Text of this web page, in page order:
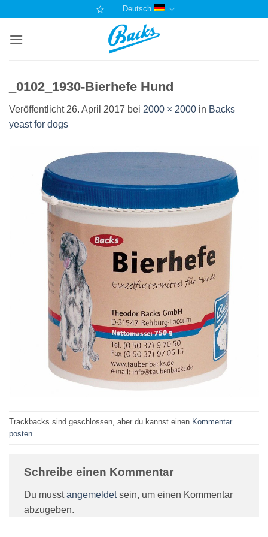
springen
Deutsch
_0102_1930-Bierhefe Hund
Veröffentlicht 26. April 2017 bei 2000 × 2000 in Backs
yeast for dogs
Trackbacks sind geschlossen, aber du kannst einen Kommentar
posten
Schreibe einen Kommentar
Du musstangemeldetsein, um einen Kommentar
abzugeben.